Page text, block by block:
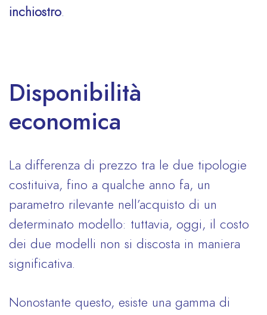
inchiostro
Disponibilità
economica
La differenza di prezzo tra le due tipologie
costituiva, fino a qualche anno fa, un
parametro rilevante nell’acquisto di un
determinato modello: tuttavia, oggi, il costo
dei due modelli non si discosta in maniera
significativa.
Nonostante questo, esiste una gamma di